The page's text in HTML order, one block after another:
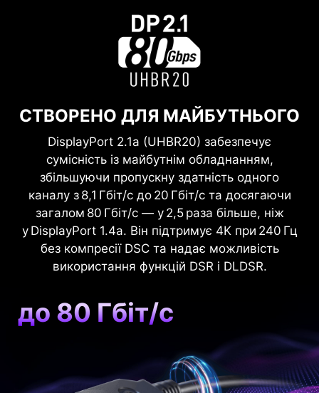
СТВОРЕНО ДЛЯ МАЙБУТНЬОГО
DisplayPort 2.1a (UHBR20) забезпечує
сумісність із майбутнім обладнанням,
збільшуючи пропускну здатність одного
каналу з 8,1 Гбіт/с до 20 Гбіт/с та досягаючи
загалом 80 Гбіт/с — у 2,5 раза більше, ніж
у DisplayPort 1.4a. Він підтримує 4K при 240 Гц
без компресії DSC та надає можливість
використання функцій DSR і DLDSR.
до 80 Гбіт/с